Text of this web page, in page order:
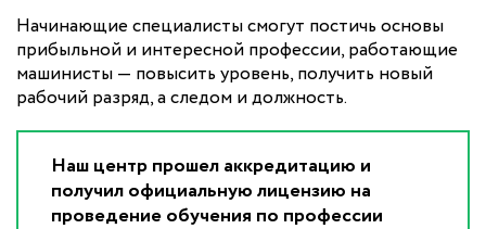
Начинающие специалисты смогут постичь основы
прибыльной и интересной профессии, работающие
машинисты — повысить уровень, получить новый
рабочий разряд, а следом и должность.
Наш центр прошел аккредитацию и
получил официальную лицензию на
проведение обучения по профессии